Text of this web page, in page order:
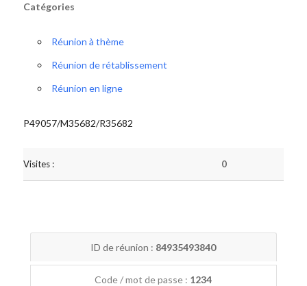
Catégories
Réunion à thème
Réunion de rétablissement
Réunion en ligne
P49057/M35682/R35682
Visites : 0
ID de réunion : 84935493840
Code / mot de passe : 1234